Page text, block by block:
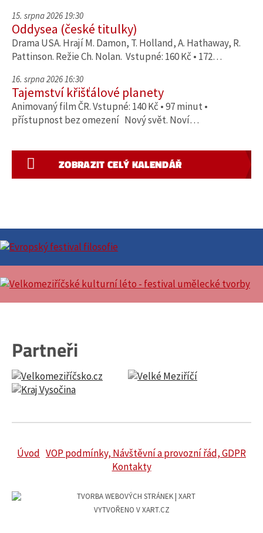
15. srpna 2026 19:30
Oddysea (české titulky)
Drama USA. Hrají M. Damon, T. Holland, A. Hathaway, R.
Pattinson. Režie Ch. Nolan. Vstupné: 160 Kč • 172…
16. srpna 2026 16:30
Tajemství křišťálové planety
Animovaný film ČR. Vstupné: 140 Kč • 97 minut •
přístupnost bez omezení Nový svět. Noví…
ZOBRAZIT CELÝ KALENDÁŘ
Partneři
Úvod VOP podmínky, Návštěvní a provozní řád, GDPR
Kontakty
VYTVOŘENO V XART.CZ